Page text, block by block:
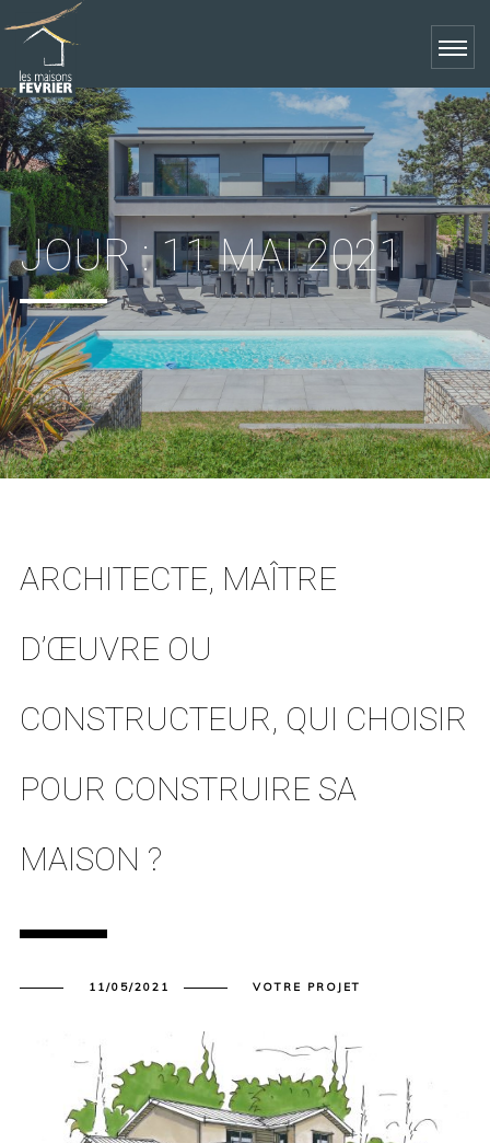
JOUR :11 MAI 2021
ARCHITECTE, MAÎTRE
D’ŒUVRE OU
CONSTRUCTEUR, QUI CHOISIR
POUR CONSTRUIRE SA
MAISON ?
11/05/2021 VOTRE PROJET